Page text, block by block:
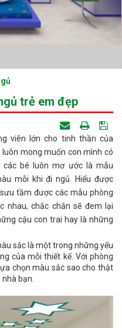
trẻ em đẹp
viên lớn cho tinh thần của
mong muốn con mình có
bé luôn mơ ước là mẫu
mỗi khi đi ngủ. Hiểu được
tầm được các mẫu phòng
nhau, chắc chắn sẽ đem lại
cậu con trai hay là những
sắc là một trong những yếu
của mỗi thiết kế. Với phòng
chọn màu sắc sao cho thật
bạn.